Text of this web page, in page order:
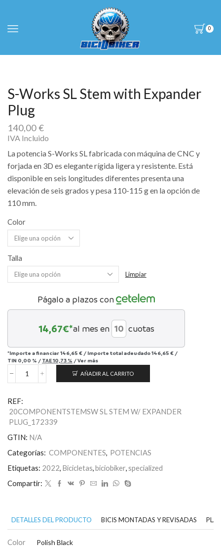
0
S-Works SL Stem with Expander
Plug
140,00€
IVA Incluido
La potencia S-Works SL fabricada con máquina de CNC y
forjada en 3D es elegante rígida ligera y resistente. Está
disponible en seis longitudes diferentes presenta una
elevación de seis grados y pesa 110-115 g en la opción de
110 mm.
Color
Talla
Limpiar
Págalo a plazos con
14,67€*al mes en cuotas
*Importe a financiar146,65 € / Importe total adeudado146,65 € /
TIN 0,00 % / TAE10,73 % /Ver más
S-
with
Expander
cantidad
AÑADIR AL CARRITO
REF:
20COMPONENTSTEMSW SL STEM W/ EXPANDER
PLUG_172339
GTIN: N/A
Categorías: COMPONENTES, POTENCIAS
Etiquetas: 2022, Bicicletas,biciobiker,specialized
Compartir:
DETALLES DEL PRODUCTO BICIS MONTADAS Y REVISADAS
Color Polish Black